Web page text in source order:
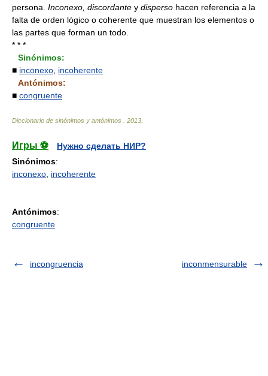
persona. Inconexo, discordante y disperso hacen referencia a la
falta de orden lógico o coherente que muestran los elementos o
las partes que forman un todo.
* * *
Sinónimos:
■ inconexo incoherente
Antónimos:
■ congruente
Diccionario de sinónimos y antónimos 2013
Игры ⚽
Нужно сделать НИР?
Sinónimos:
inconexo incoherente
Antónimos:
congruente
incongruencia inconmensurable